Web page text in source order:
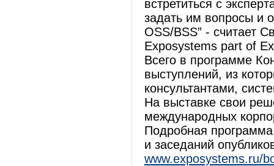
встретиться с
задать им вопросы и
OSS/BSS” - считает
Exposystems part of
Всего в программе
выступлений, из
консультантами,
На выставке свои
международных
Подробная
и заседаний
www.exposystems.ru/